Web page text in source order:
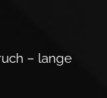
– lange